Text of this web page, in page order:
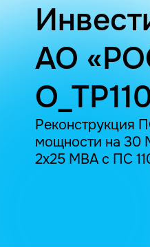
АО
Реконструкция
мощности на 30
2х25 МВА с ПС